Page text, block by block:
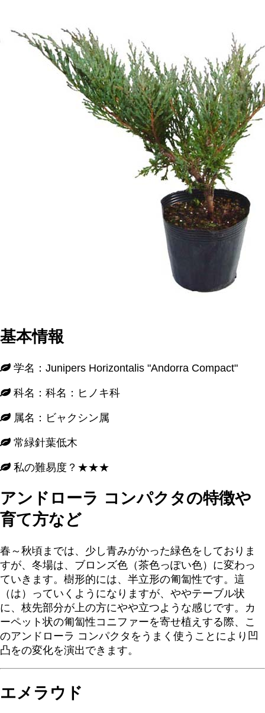
基本情報
学名：Junipers Horizontalis "Andorra Compact"
科名：科名：ヒノキ科
属名：ビャクシン属
常緑針葉低木
私の難易度？★★★
アンドローラ コンパクタの特徴や
育て方など
春～秋頃までは、少し青みがかった緑色をしておりま
すが、冬場は、ブロンズ色（茶色っぽい色）に変わっ
ていきます。樹形的には、半立形の匍匐性です。這
（は）っていくようになりますが、ややテーブル状
に、枝先部分が上の方にやや立つような感じです。カ
ーペット状の匍匐性コニファーを寄せ植えする際、こ
のアンドローラ コンパクタをうまく使うことにより凹
凸をの変化を演出できます。
エメラウド